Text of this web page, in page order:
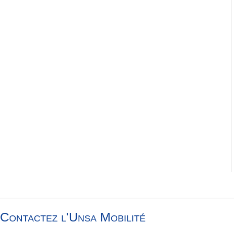
Contactez l'Unsa Mobilité